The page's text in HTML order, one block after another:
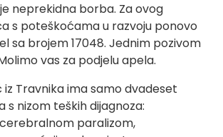
neprekidna borba. Za ovog
s poteškoćama u razvoju ponovo
sa brojem 17048. Jednim pozivom
vas za podjelu apela.
iz Travnika ima samo dvadeset
s nizom teških dijagnoza:
paralizom,